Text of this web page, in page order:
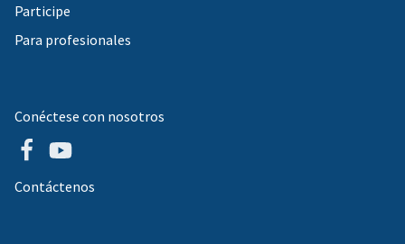
Participe
Para profesionales
Conéctese con nosotros
Contáctenos